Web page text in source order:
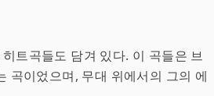
트곡들도 담겨 있다. 이 곡들은 브
곡이었으며, 무대 위에서의 그의 에